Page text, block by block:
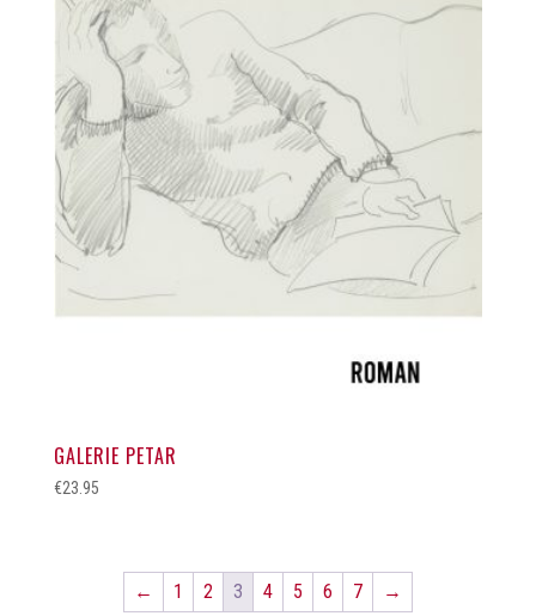
GALERIE PETAR
€23.95
← 1 2 3 4 5 6 7 →